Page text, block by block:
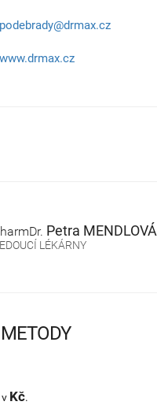
podebrady@drmax.cz
www.drmax.cz
Petra MENDLOVÁ
LÉKÁRNY
Kč.